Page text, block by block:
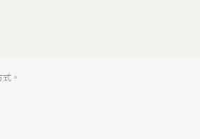
。